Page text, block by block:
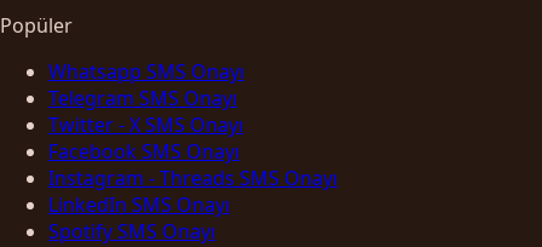
Popüler
Whatsapp SMS Onayı
Telegram SMS Onayı
Twitter - X SMS Onayı
Facebook SMS Onayı
Instagram - Threads SMS Onayı
LinkedIn SMS Onayı
Spotify SMS Onayı